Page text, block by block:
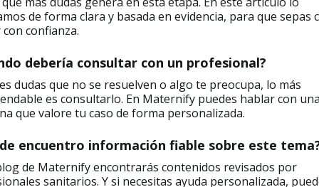
de forma clara y basada en evidencia, para que sepas
confianza.
debería consultar con un profesional?
dudas que no se resuelven o algo te preocupa, lo más
es consultarlo. En Maternify puedes hablar con
que valore tu caso de forma personalizada.
encuentro información fiable sobre este
de Maternify encontrarás contenidos revisados por
sanitarios. Y si necesitas ayuda personalizada,